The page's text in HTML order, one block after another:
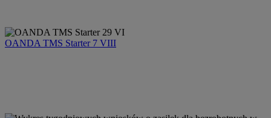
OANDA TMS Starter 7 VIII